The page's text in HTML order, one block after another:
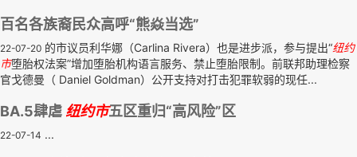
百名各族裔民众高呼“熊焱当选”
22-07-20 的市议员利华娜（Carlina Rivera）也是进步派，参与提出“纽约
市堕胎权法案”增加堕胎机构语言服务、禁止堕胎限制。前联邦助理检察
官戈德曼（ Daniel Goldman）公开支持对打击犯罪软弱的现任...
BA.5肆虐 纽约市五区重归“高风险”区
22-07-14 ...